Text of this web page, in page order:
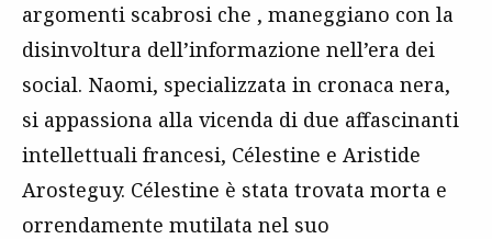
argomenti scabrosi che , maneggiano con la
disinvoltura dell’informazione nell’era dei
social. Naomi, specializzata in cronaca nera,
si appassiona alla vicenda di due affascinanti
intellettuali francesi, Célestine e Aristide
Arosteguy. Célestine è stata trovata morta e
orrendamente mutilata nel suo